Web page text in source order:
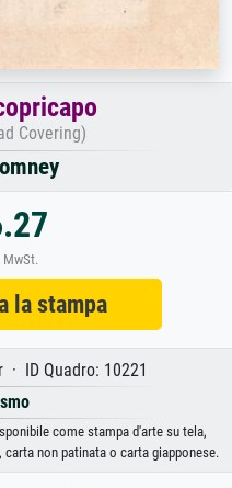
Covering)
MwSt.
stampa
ID Quadro: 10221
come stampa d'arte su tela,
non patinata o carta giapponese.